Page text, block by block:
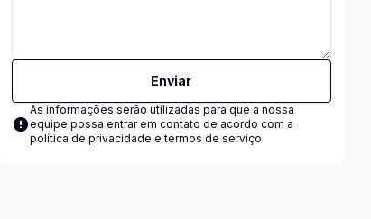
Enviar
As informações serão utilizadas para que a nossa
equipe possa entrar em contato de acordo com a
política de privacidade e termos de serviço